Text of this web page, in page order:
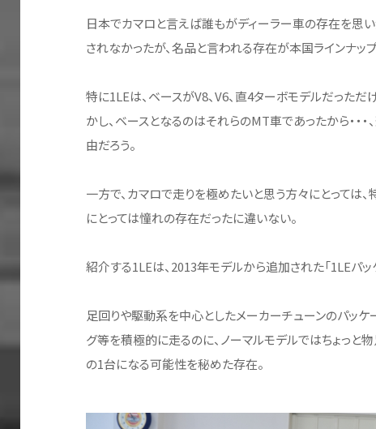
日本でカマロと言えば誰もがディーラー車の存在を思
されなかったが、名品と言われる存在が本国ラインナッ
特に1LEは、ベースがV8、V6、直4ターボモデルだっただ
かし、ベースとなるのはそれらのMT車であったから・・
由だろう。
一方で、カマロで走りを極めたいと思う方々にとっては
にとっては憧れの存在だったに違いない。
紹介する1LEは、2013年モデルから追加された「1LEパッ
足回りや駆動系を中心としたメーカーチューンのパッケ
グ等を積極的に走るのに、ノーマルモデルではちょっと
の1台になる可能性を秘めた存在。